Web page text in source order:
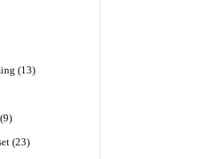
1313
99
2323